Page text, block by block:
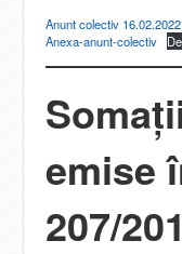
Anunt colectiv 16.02.2022
Anexa-anunt-colectiv
emise
207/